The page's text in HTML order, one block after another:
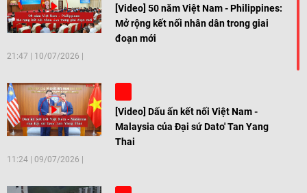
[Video] 50 năm Việt Nam - Philippines:
Mở rộng kết nối nhân dân trong giai
đoạn mới
21:47 10/07/2026
[Video] Dấu ấn kết nối Việt Nam -
Malaysia của Đại sứ Dato' Tan Yang
Thai
11:24 09/07/2026